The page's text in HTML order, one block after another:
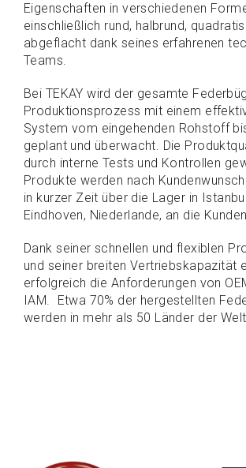
Eigenschaften in verschiedenen
einschließlich rund, halbrund,
abgeflacht dank seines erfahrenen
Teams.
Bei TEKAY wird der gesamte
Produktionsprozess mit einem
System vom eingehenden Rohstoff
geplant und überwacht. Die
durch interne Tests und Kontrollen
Produkte werden nach
in kurzer Zeit über die Lager in
Eindhoven, Niederlande, an die
Dank seiner schnellen und flexiblen
und seiner breiten Vertriebskapazität
erfolgreich die Anforderungen von
IAM. Etwa 70% der hergestellten
werden in mehr als 50 Länder der